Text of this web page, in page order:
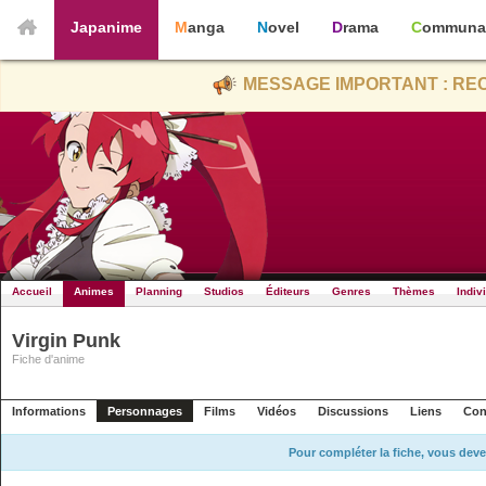
Japanime Manga Novel Drama
MESSAGE IMPORTANT :
Accueil Animes Planning Studios Éditeurs Genres Thèmes
Virgin Punk
Fiche d'anime
Informations Personnages Films Vidéos Discussions Liens
Pour compléter la fiche, vous